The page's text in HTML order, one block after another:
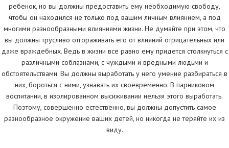
ребенок, но вы должны предоставить ему необходимую свободу,
чтобы он находился не только под вашим личным влиянием, а под
многими разнообразными влияниями жизни. Не думайте при этом, что
вы должны трусливо отгораживать его от влияний отрицательных или
даже враждебных. Ведь в жизни все равно ему придется столкнуться с
различными соблазнами, с чуждыми и вредными людьми и
обстоятельствами. Вы должны выработать у него умение разбираться в
них, бороться с ними, узнавать их своевременно. В парниковом
воспитании, в изолированном высиживании нельзя этого выработать.
Поэтому, совершенно естественно, вы должны допустить самое
разнообразное окружение ваших детей, но никогда не теряйте их из
виду.